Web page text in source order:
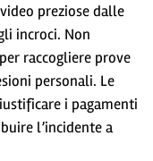
preziose dalle
incroci. Non
raccogliere prove
personali. Le
i pagamenti
l’incidente a